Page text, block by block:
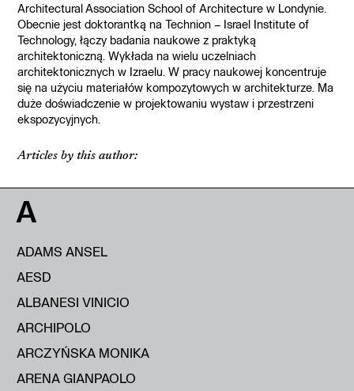
Architectural Association School of Architecture w Londynie.
Obecnie jest doktorantką na Technion – Israel Institute of
Technology, łączy badania naukowe z praktyką
architektoniczną. Wykłada na wielu uczelniach
architektonicznych w Izraelu. W pracy naukowej koncentruje
się na użyciu materiałów kompozytowych w architekturze. Ma
duże doświadczenie w projektowaniu wystaw i przestrzeni
ekspozycyjnych.
Articles by this author:
A
ADAMS ANSEL
AESD
ALBANESI VINICIO
ARCHIPOLO
ARCZYŃSKA MONIKA
ARENA GIANPAOLO